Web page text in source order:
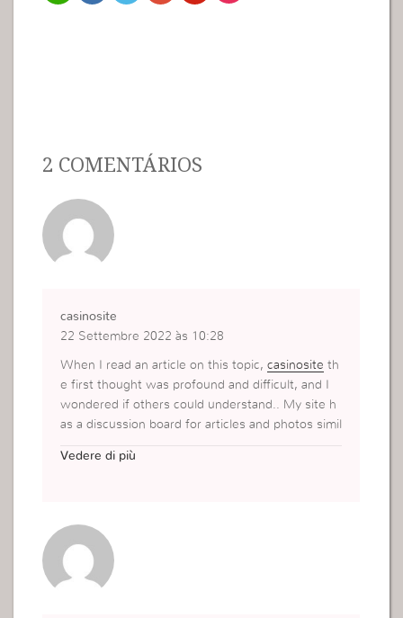
2 COMENTÁRIOS
casinosite
22 Settembre 2022 às 10:28
When I read an article on this topic,casinosite th
e first thought was profound and difficult, and I
wondered if others could understand.. My site h
as a discussion board for articles and photos simil
ou have time to discuss this topic?
Vedere di più